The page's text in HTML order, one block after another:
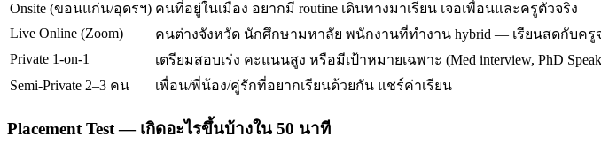
Onsite (ขอนแก่น/อุดรฯ) คนที่อยู่ในเมือง อยากมี routine เดินทางมาเรียน เจอเพื่อนและครูตัวจริง
Live Online (Zoom)
คนต่างจังหวัด นักศึกษามหาลัย พนักงานที่ทำงาน hybrid — เรียนสดกับครู
Private 1-on-1
เตรียมสอบเร่ง คะแนนสูง หรือมีเป้าหมายเฉพาะ (Med interview, PhD
Semi-Private 2–3 คน
เพื่อน/พี่น้อง/คู่รักที่อยากเรียนด้วยกัน แชร์ค่าเรียน
Placement Test — เกิดอะไรขึ้นบ้างใน 50 นาที